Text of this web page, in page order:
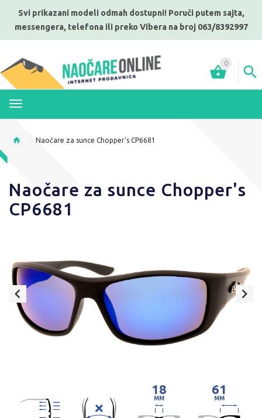
Svi prikazani modeli odmah dostupni! Poruči putem sajta,
messengera, telefona ili preko Vibera na broj 063/8392997
0
Naočare za sunce Chopper's CP6681
Naočare za sunce Chopper's
CP6681
18
MM
61
MM